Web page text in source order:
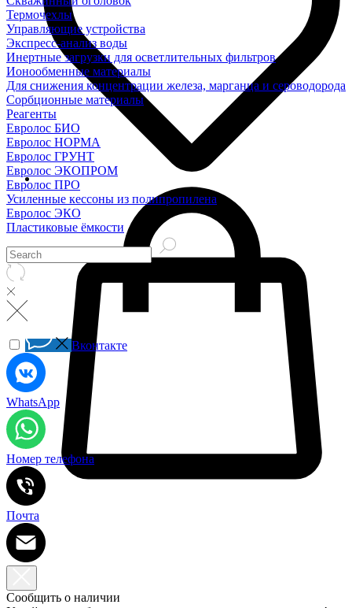
Термочехлы
Управляющие устройства
Экспресс-анализ воды
Инертные загрузки для осветлительных фильтров
Ионообменные материалы
Для снижения концентрации железа, марганца и сероводорода
Сорбционные материалы
Реагенты
Евролос БИО
Евролос НОРМА
Евролос ГРУНТ
Евролос ЭКОПРОМ
Евролос ПРО
Усиленные кессоны из полипропилена
Евролос ЭКО
Пластиковые ёмкости
Вконтакте
WhatsApp
Номер телефона
Почта
Сообщить о наличии